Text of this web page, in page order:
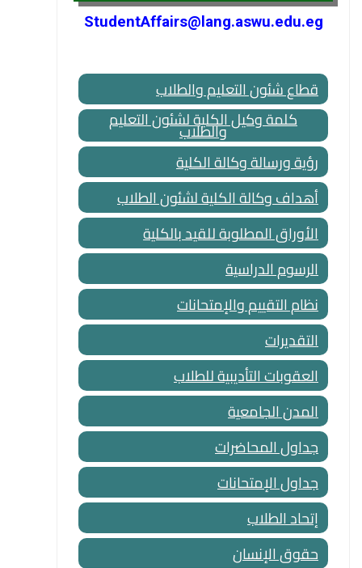
StudentAffairs@lang.aswu.edu.eg
قطاع شئون التعليم والطلاب
كلمة وكيل الكلية لشئون التعليم
والطلاب
رؤية ورسالة وكالة الكلية
أهداف وكالة الكلية لشئون الطلاب
الأوراق المطلوبة للقيد بالكلية
الرسوم الدراسية
نظام التقييم والإمتحانات
التقديرات
العقوبات التأديبية للطلاب
المدن الجامعية
جداول المحاضرات
جداول الإمتحانات
إتحاد الطلاب
حقوق الإنسان